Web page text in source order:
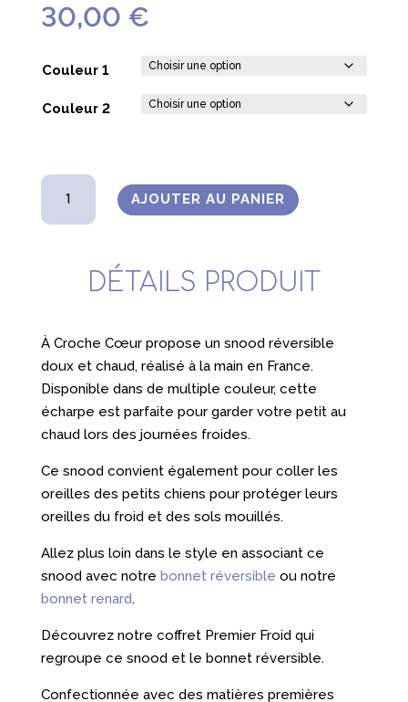
30,00 €
Couleur 1
Couleur 2
quantité
Snood
AJOUTER AU PANIER
DÉTAILS PRODUIT
À Croche Cœur propose un snood réversible
doux et chaud, réalisé à la main en France.
Disponible dans de multiple couleur, cette
écharpe est parfaite pour garder votre petit au
chaud lors des journées froides.
Ce snood convient également pour coller les
oreilles des petits chiens pour protéger leurs
oreilles du froid et des sols mouillés.
Allez plus loin dans le style en associant ce
snood avec notre bonnet réversible ou notre
bonnet renard.
Découvrez notre coffret Premier Froid qui
regroupe ce snood et le bonnet réversible.
Confectionnée avec des matières premières